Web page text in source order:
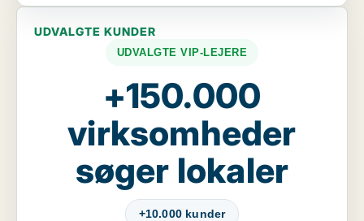
UDVALGTE KUNDER
UDVALGTE VIP-LEJERE
+150.000
virksomheder
søger lokaler
+10.000 kunder